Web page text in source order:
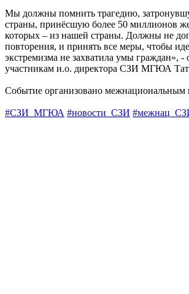
Мы должны помнить трагедию,
страны, принёсшую более 50 миллионов
которых – из нашей страны. Должны не
повторения, и принять все меры, чтобы
экстремизма не захватила умы граждан», -
участникам и.о. директора СЗИ МГЮА
Событие организовано межнациональным
#СЗИ_МГЮА #новости_СЗИ